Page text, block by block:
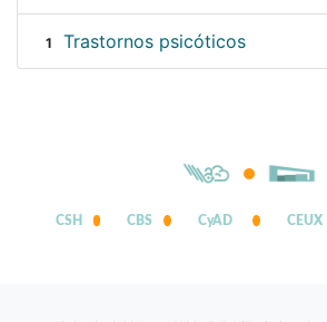
1 Trastornos psicóticos
CSH CBS CyAD CEUX